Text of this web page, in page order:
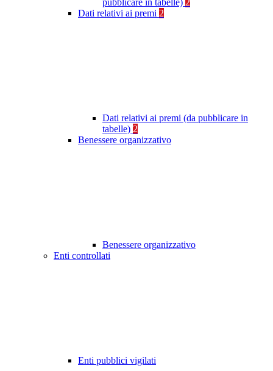
pubblicare in tabelle) 2
Dati relativi ai premi 2
Dati relativi ai premi (da pubblicare in
tabelle) 2
Benessere organizzativo
Benessere organizzativo
Enti controllati
Enti pubblici vigilati